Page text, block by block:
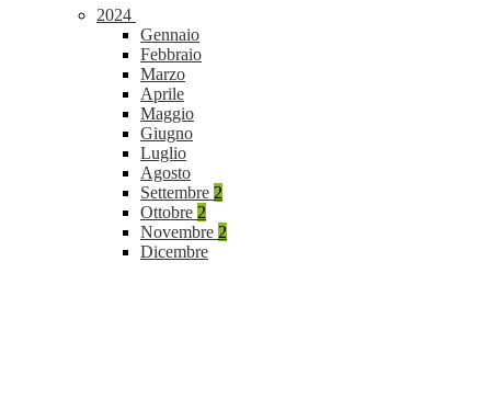
2024
Gennaio
Febbraio
Marzo
Aprile
Maggio
Giugno
Luglio
Agosto
Settembre 2
Ottobre 2
Novembre 2
Dicembre